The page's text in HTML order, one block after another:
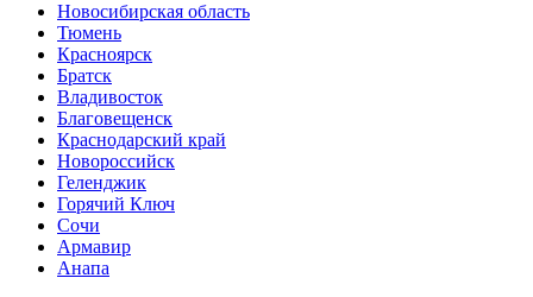
Новосибирская область
Тюмень
Красноярск
Братск
Владивосток
Благовещенск
Краснодарский край
Новороссийск
Геленджик
Горячий Ключ
Сочи
Армавир
Анапа